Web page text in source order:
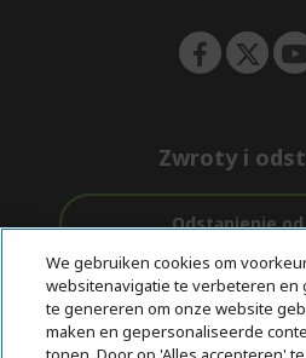
Zwroty i
Odstąpienie
Gratis
bezorging
voor en
aankoop
We gebruiken cookies om
websitenavigatie te verbeteren
te genereren om onze website
maken en gepersonaliseerde